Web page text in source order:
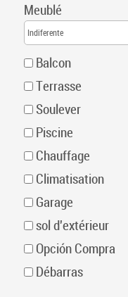
Meublé
Indiferente
Balcon
Terrasse
Soulever
Piscine
Chauffage
Climatisation
Garage
sol d'extérieur
Opción Compra
Débarras